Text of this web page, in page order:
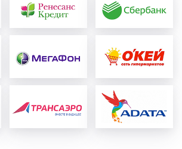
на радио «Восток ФМ» в
размещения рекламы на радио
разделить на несколько
как запустить рекламу на радио,
создать рекламный материал, т.е.
ролик. Рекламный ролик может
как рекламодателем, так